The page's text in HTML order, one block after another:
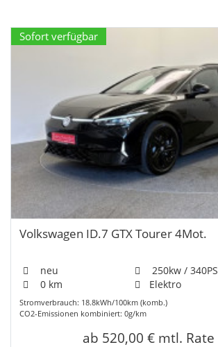
Sofort verfügbar
Volkswagen ID.7 GTX Tourer 4Mot.
neu
250kw / 340PS
0 km
Elektro
Stromverbrauch: 18.8kWh/100km (komb.)
CO2-Emissionen kombiniert: 0g/km
ab 520,00 € mtl. Rate